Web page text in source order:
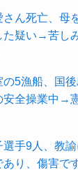
さん死亡、母
た疑い→苦し
の5漁船、国
安全操業中→
選手9人、教
あり、傷害で